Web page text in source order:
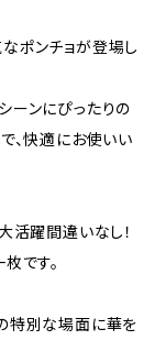
ポンチョが登場し
ーンにぴったりの
、快適にお使いい
活躍間違いなし！
です。
特別な場面に華を